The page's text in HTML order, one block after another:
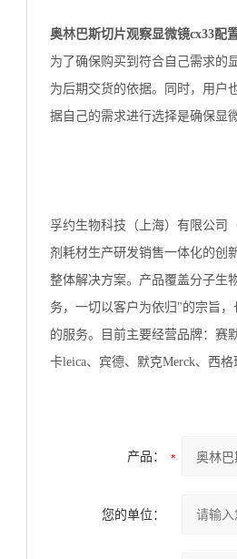
奥林巴斯切片观察显微镜cx33配
为了确保购买到符合自己需求的
为后期交货的依据。同时，用户
据自己的需求进行选择是确保显
孚约生物科技（上海）有限公司
剂耗材生产研发销售一体化的创
整体解决方案。产品覆盖分子生
务，一切以客户为依归"的宗旨
的服务。目前主要经营品牌：赛
卡leica、宾德、默克Merck、西格
产品：
您的单位：